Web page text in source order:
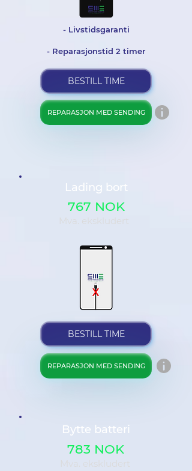
- Livstidsgaranti
- Reparasjonstid 2 timer
BESTILL TIME
REPARASJON MED SENDING
Lading bort
767 NOK
Mva. ekskludert
BESTILL TIME
REPARASJON MED SENDING
Bytte batteri
783 NOK
Mva. ekskludert